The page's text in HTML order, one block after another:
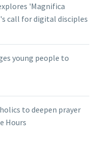
'Magnifica
call for digital disciples
young people to
to deepen prayer
Hours